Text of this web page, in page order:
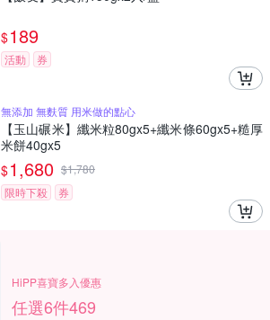
$189
活動 券
無添加 無麩質 用米做的點心
【玉山碾米】纖米粒80gx5+纖米條60gx5+糙厚
米餅40gx5
$1,680 $1,780
限時下殺
券
HiPP喜寶多入優惠
任選6件469